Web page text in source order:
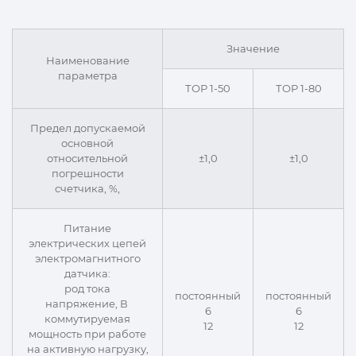
Наименование
параметра
Значение
ТОР 1-50 ТОР 1-80
Предел допускаемой
основной
относительной
погрешности
счетчика, %,
±1,0 ±1,0
Питание
электрических цепей
электромагнитного
датчика:
род тока
напряжение, В
коммутируемая
мощность при работе
на активную нагрузку,
постоянный
6
12
постоянный
6
12